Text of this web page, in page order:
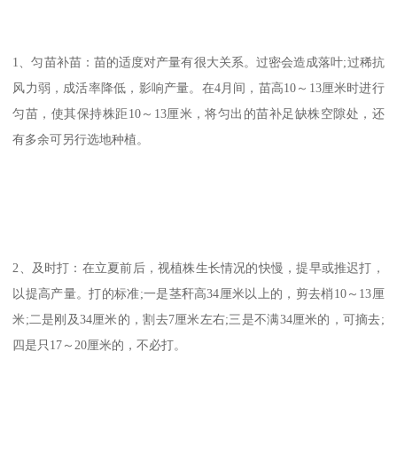
1、匀苗补苗：苗的适度对产量有很大关系。过密会造成落叶;过稀抗
风力弱，成活率降低，影响产量。在4月间，苗高10～13厘米时进行
匀苗，使其保持株距10～13厘米，将匀出的苗补足缺株空隙处，还
有多余可另行选地种植。
2、及时打：在立夏前后，视植株生长情况的快慢，提早或推迟打，
以提高产量。打的标准;一是茎秆高34厘米以上的，剪去梢10～13厘
米;二是刚及34厘米的，割去7厘米左右;三是不满34厘米的，可摘去;
四是只17～20厘米的，不必打。